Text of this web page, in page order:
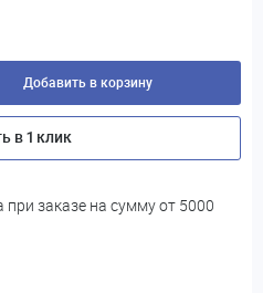
Добавить в корзину
в 1 клик
при заказе на сумму от 5000